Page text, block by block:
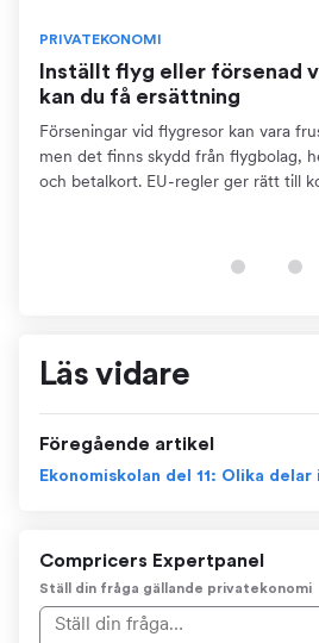
PRIVATEKONOMI
Inställt flyg eller försenad
kan du få ersättning
Förseningar vid flygresor kan vara
men det finns skydd från flygbolag,
och betalkort. EU-regler ger rätt till
Läs vidare
Föregående artikel
Ekonomiskolan del 11: Olika
Compricers Expertpanel
Ställ din fråga gällande privatekonomi